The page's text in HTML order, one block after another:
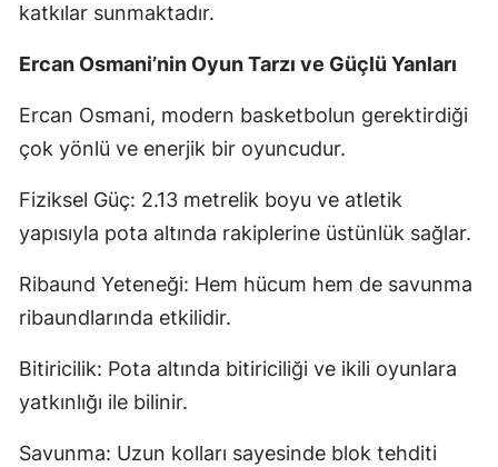
katkılar sunmaktadır.
Ercan Osmani’nin Oyun Tarzı ve Güçlü Yanları
Ercan Osmani, modern basketbolun gerektirdiği
çok yönlü ve enerjik bir oyuncudur.
Fiziksel Güç: 2.13 metrelik boyu ve atletik
yapısıyla pota altında rakiplerine üstünlük sağlar.
Ribaund Yeteneği: Hem hücum hem de savunma
ribaundlarında etkilidir.
Bitiricilik: Pota altında bitiriciliği ve ikili oyunlara
yatkınlığı ile bilinir.
Savunma: Uzun kolları sayesinde blok tehditi